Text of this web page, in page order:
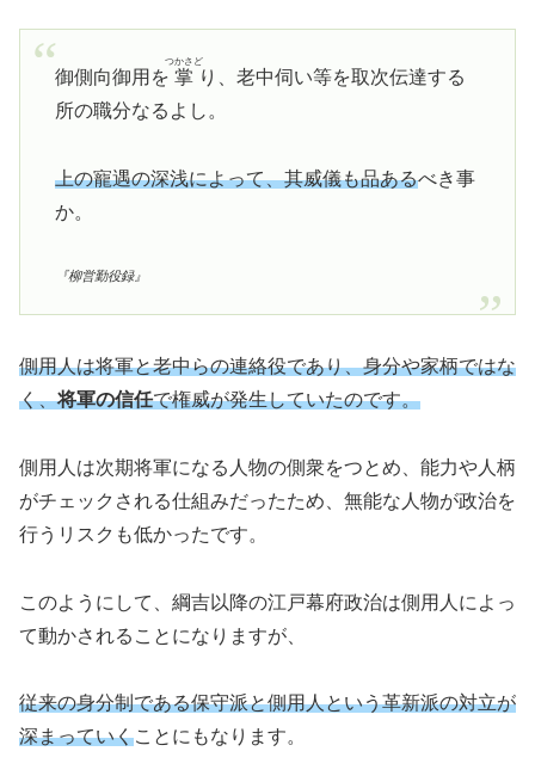
御側向御用を 掌
つかさど
り、老中伺い等を取次伝達する
所の職分なるよし。
上の寵遇の深浅によって、其威儀も品あるべき事
か。
『柳営勤役録』
側用人は将軍と老中らの連絡役であり、身分や家柄ではな
く、将軍の信任で権威が発生していたのです。
側用人は次期将軍になる人物の側衆をつとめ、能力や人柄
がチェックされる仕組みだったため、無能な人物が政治を
行うリスクも低かったです。
このようにして、綱吉以降の江戸幕府政治は側用人によっ
て動かされることになりますが、
従来の身分制である保守派と側用人という革新派の対立が
深まっていくことにもなります。